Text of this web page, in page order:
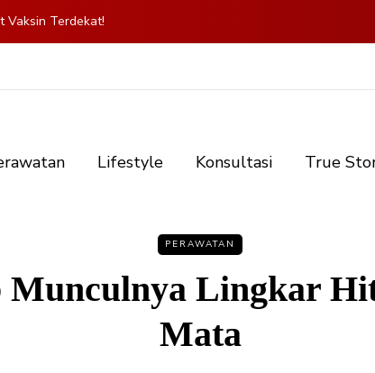
Vaksin Terdekat!
Lifestyle Konsultasi True
PERAWATAN
Munculnya Lingkar
Mata